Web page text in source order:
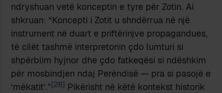
ndryshuan vetë konceptin e tyre për Zotin. Ai
shkruan: “Koncepti i Zotit u shndërrua në një
instrument në duart e priftërinjve propagandues,
të cilët tashmë interpretonin çdo lumturi si
shpërblim hyjnor dhe çdo fatkeqësi si ndëshkim
për mosbindjen ndaj Perëndisë — pra si pasojë e
‘mëkatit’.”[28] Pikërisht në këtë kontekst historik